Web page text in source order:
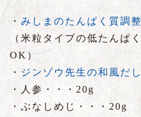
・ みしまのたんぱく質調
（米粒タイプの低たんぱ
OK）
・ ジンゾウ先生の和風だし
・人参・・・20g
・ぶなしめじ・・・20g